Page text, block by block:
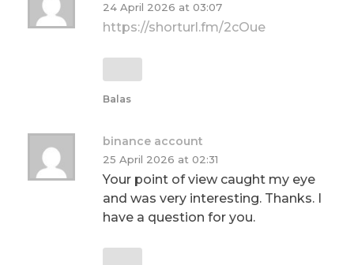
24 April 2026 at 03:07
https://shorturl.fm/2cOue
Balas
binance account
25 April 2026 at 02:31
Your point of view caught my eye
and was very interesting. Thanks. I
have a question for you.